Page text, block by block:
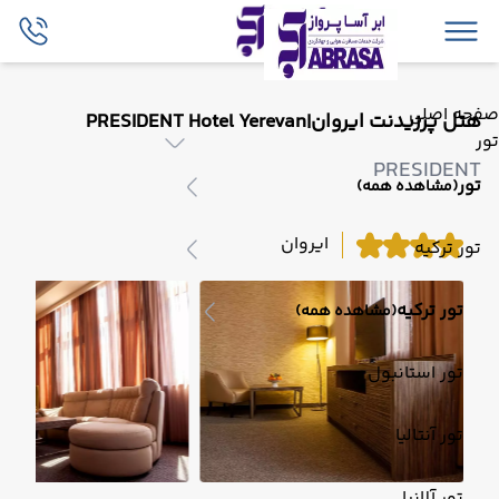
صفحه اصلی
تور
تور(مشاهده همه)
تور ترکیه
تور ترکیه(مشاهده همه)
تور استانبول
تور آنتالیا
هتل پرزیدنت ایروان|PRESIDENT Hotel Yerevan
PRESIDENT
ایروان